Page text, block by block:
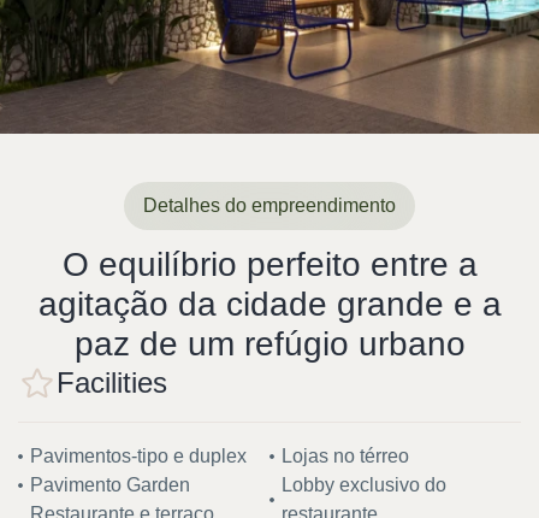
queridas. Se a primeira impressão é a que
fica, seu lar será lembrado como um
espaço único.
Detalhes do empreendimento
O equilíbrio perfeito entre a
agitação da cidade grande e a
paz de um refúgio urbano
Facilities
Pavimentos-tipo e duplex
Pavimento Garden
Restaurante e terraço
Lojas no térreo
Lobby exclusivo do
restaurante